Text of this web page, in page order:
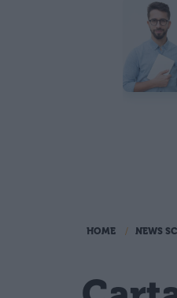
HOME NEWS